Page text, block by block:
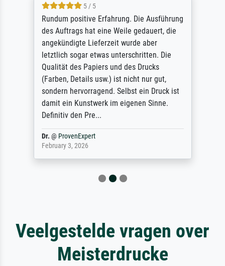
5 / 5
Rundum positive Erfahrung. Die Ausführung
des Auftrags hat eine Weile gedauert, die
angekündigte Lieferzeit wurde aber
letztlich sogar etwas unterschritten. Die
Qualität des Papiers und des Drucks
(Farben, Details usw.) ist nicht nur gut,
sondern hervorragend. Selbst ein Druck ist
damit ein Kunstwerk im eigenen Sinne.
Definitiv den Pre...
Dr. @ ProvenExpert
February 3, 2026
Veelgestelde vragen over
Meisterdrucke